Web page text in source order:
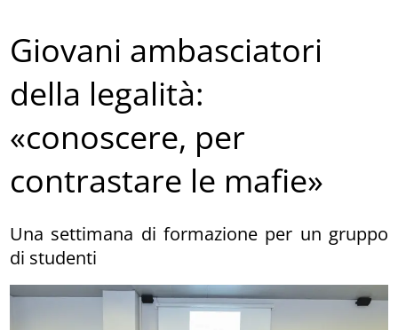
Giovani ambasciatori
della legalità:
«conoscere, per
contrastare le mafie»
Una settimana di formazione per un gruppo
di studenti